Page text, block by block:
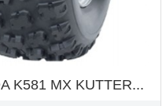
K581 MX KUTTER...